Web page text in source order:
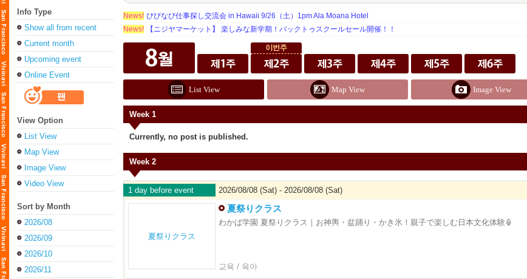
Info Type
Show all from recent
Current month
Upcoming event
Online Event
View Option
List View
Map View
Image View
Video View
Sort by Month
2026/08
2026/09
2026/10
2026/11
News! びびなび仕事探し交流会 in Hawaii 9/26（土）1pm Ala Moana Hotel
News!
【ニジヤマーケット】 楽しみな新学期！バックトゥスクールセール開催！！
List View Map View Image View
Week 1
Currently, no post is published.
Week 2
1 day before event 2026/08/08 (Sat) - 2026/08/08 (Sat)
夏祭りクラス
わかば学園 夏祭りクラス｜お神輿・盆踊り・かき氷！親子で楽しむ日本文化体験🏮
교육 / 육아